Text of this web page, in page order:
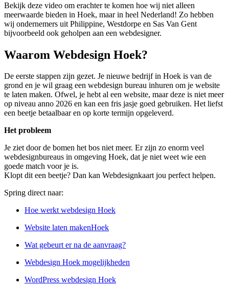
Bekijk deze video om erachter te komen hoe wij niet alleen
meerwaarde bieden in Hoek, maar in heel Nederland! Zo hebben
wij ondernemers uit Philippine, Westdorpe en Sas Van Gent
bijvoorbeeld ook geholpen aan een webdesigner.
Waarom Webdesign Hoek?
De eerste stappen zijn gezet. Je nieuwe bedrijf in Hoek is van de
grond en je wil graag een webdesign bureau inhuren om je website
te laten maken. Ofwel, je hebt al een website, maar deze is niet meer
op niveau anno 2026 en kan een fris jasje goed gebruiken. Het liefst
een beetje betaalbaar en op korte termijn opgeleverd.
Het probleem
Je ziet door de bomen het bos niet meer. Er zijn zo enorm veel
webdesignbureaus in omgeving Hoek, dat je niet weet wie een
goede match voor je is.
Klopt dit een beetje? Dan kan Webdesignkaart jou perfect helpen.
Spring direct naar:
Hoe werkt webdesign Hoek
Website laten makenHoek
Wat gebeurt er na de aanvraag?
Webdesign Hoek mogelijkheden
WordPress webdesign Hoek